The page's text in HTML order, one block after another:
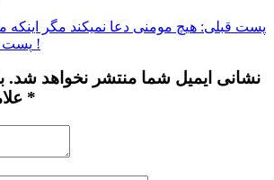
پست قبلی: هیچ مومنی دعا نمیکند مگر اینکه
پست بعدی : فتح کاخ سفید !
نشانی ایمیل شما منتشر نخواهد شد.
علامت‌گذاری شده‌اند *